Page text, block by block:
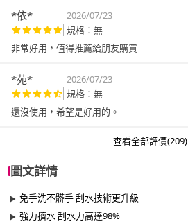
*依* 2026/07/23
規格：無
非常好用，值得推薦給朋友購買
*苑* 2026/07/23
規格：無
還沒使用，希望是好用的。
查看全部評價(209)
圖文詳情
免手洗不髒手 刮水技術更升級
強力擠水 刮水力高達98%